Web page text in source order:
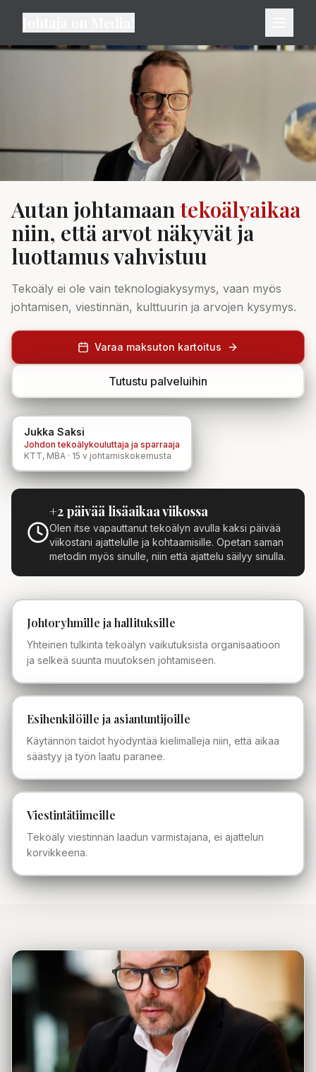
Autan johtamaantekoälyaikaa
niin, että arvot näkyvät ja
luottamus vahvistuu
Tekoäly ei ole vain teknologiakysymys, vaan myös
johtamisen, viestinnän, kulttuurin ja arvojen kysymys.
Varaa maksuton kartoitus
Tutustu palveluihin
Jukka Saksi
Johdon tekoälykouluttaja ja sparraaja
KTT, MBA · 15 v johtamiskokemusta
+2 päivää lisäaikaa viikossa
Olen itse vapauttanut tekoälyn avulla kaksi päivää
viikostani ajattelulle ja kohtaamisille. Opetan saman
metodin myös sinulle, niin että ajattelu säilyy sinulla.
Johtoryhmille ja hallituksille
Yhteinen tulkinta tekoälyn vaikutuksista organisaatioon
ja selkeä suunta muutoksen johtamiseen.
Esihenkilöille ja asiantuntijoille
Käytännön taidot hyödyntää kielimalleja niin, että aikaa
säästyy ja työn laatu paranee.
Viestintätiimeille
Tekoäly viestinnän laadun varmistajana, ei ajattelun
korvikkeena.